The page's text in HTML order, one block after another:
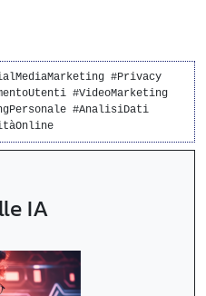
#Privacy
#VideoMarketing
#AnalisiDati
IA